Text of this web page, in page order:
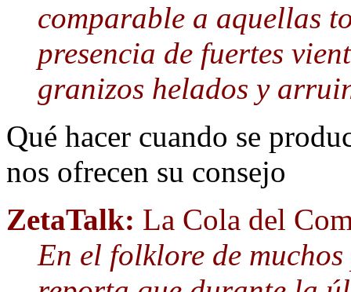
comparable a aquellas
presencia de fuertes
granizos helados y
Qué hacer cuando se
nos ofrecen su consejo
ZetaTalk: La Cola del
En el folklore de